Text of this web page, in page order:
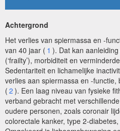
Achtergrond
Het verlies van spiermassa en -
van 40 jaar ( 1 ). Dat kan
(‘frailty’), morbiditeit en
Sedentariteit en lichamelijke
verlies aan spiermassa en -
( 2 ). Een laag niveau van fysieke
verband gebracht met
oudere personen, zoals coronair
colorectale kanker, type 2-